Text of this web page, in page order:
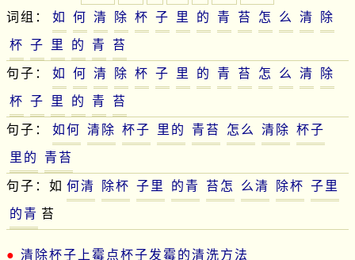
词组： 如 何 清 除 杯 子 里 的 青 苔 怎 么 清 除
杯 子 里 的 青 苔
句子： 如 何 清 除 杯 子 里 的 青 苔 怎 么 清 除
杯 子 里 的 青 苔
句子： 如何 清除 杯子 里的 青苔 怎么 清除 杯子
里的 青苔
句子：如 何清 除杯 子里 的青 苔怎 么清 除杯 子里
的青 苔
清除杯子上霉点杯子发霉的清洗方法